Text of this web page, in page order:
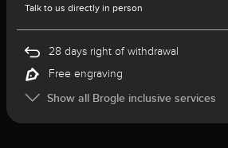
Talk to us directly in person
28 days right of withdrawal
Free engraving
Show all Brogle inclusive services